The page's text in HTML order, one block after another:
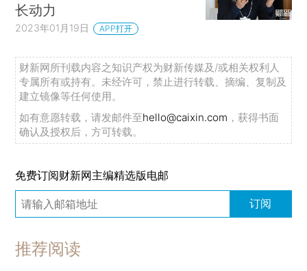
长动力
2023年01月19日 APP打开
财新网所刊载内容之知识产权为财新传媒及/或相关权利人
专属所有或持有。未经许可，禁止进行转载、摘编、复制及
建立镜像等任何使用。
如有意愿转载，请发邮件至hello@caixin.com ，获得书面
确认及授权后，方可转载。
免费订阅财新网主编精选版电邮
订阅
推荐阅读